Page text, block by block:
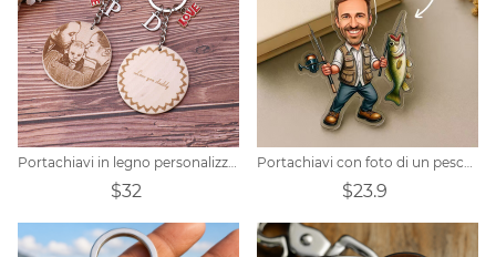
Portachiavi in legno personalizzato
$32
Portachiavi con foto di un pescatore personalizzato
$23.9